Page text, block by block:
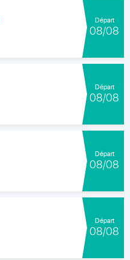
Départ
08/08
Départ
08/08
Départ
08/08
Départ
08/08